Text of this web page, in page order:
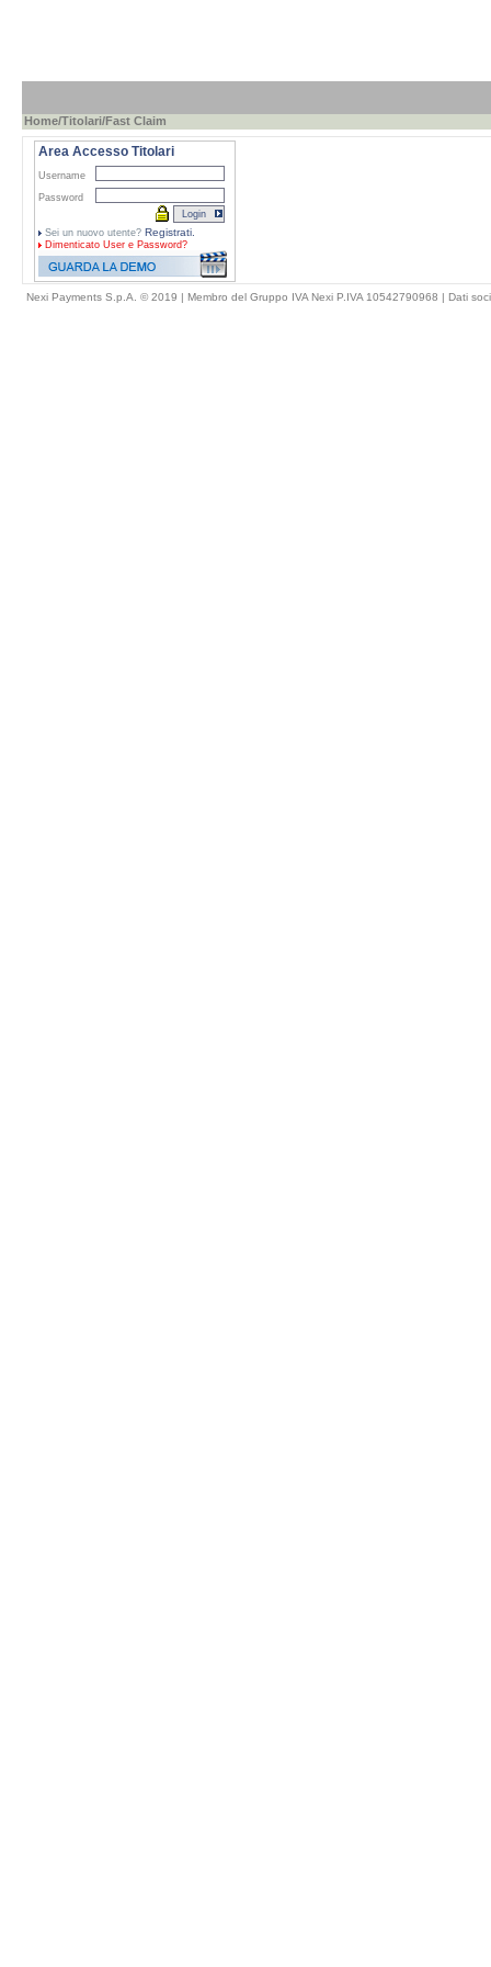
Home/Titolari/Fast Claim
Area Accesso Titolari
Username
Password
Sei un nuovo utente? Registrati.
Dimenticato User e Password?
Nexi Payments S.p.A. © 2019 | Membro del Gruppo IVA Nexi P.IVA 10542790968 | Dati